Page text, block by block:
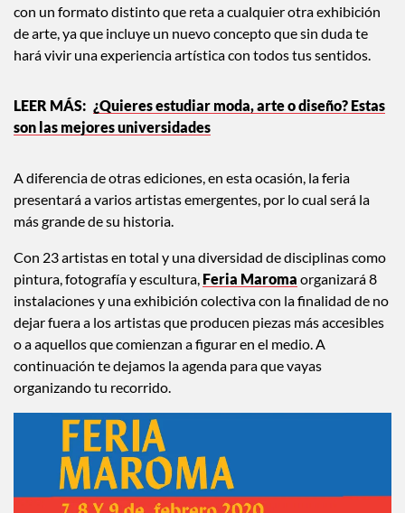
con un formato distinto que reta a cualquier otra exhibición
de arte, ya que incluye un nuevo concepto que sin duda te
hará vivir una experiencia artística con todos tus sentidos.
¿Quieres estudiar moda, arte o diseño? Estas
son las mejores universidades
A diferencia de otras ediciones, en esta ocasión, la feria
presentará a varios artistas emergentes, por lo cual será la
más grande de su historia.
Con 23 artistas en total y una diversidad de disciplinas como
pintura, fotografía y escultura, Feria Maroma organizará 8
instalaciones y una exhibición colectiva con la finalidad de no
dejar fuera a los artistas que producen piezas más accesibles
o a aquellos que comienzan a figurar en el medio. A
continuación te dejamos la agenda para que vayas
organizando tu recorrido.